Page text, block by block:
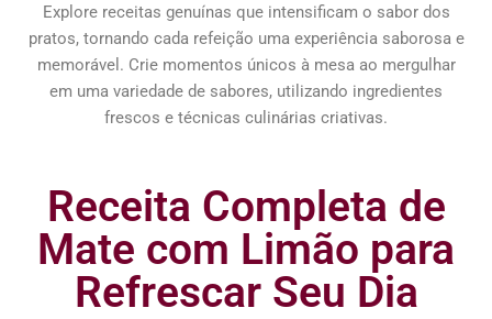
Explore receitas genuínas que intensificam o sabor dos
pratos, tornando cada refeição uma experiência saborosa e
memorável. Crie momentos únicos à mesa ao mergulhar
em uma variedade de sabores, utilizando ingredientes
frescos e técnicas culinárias criativas.
Receita Completa de
Mate com Limão para
Refrescar Seu Dia